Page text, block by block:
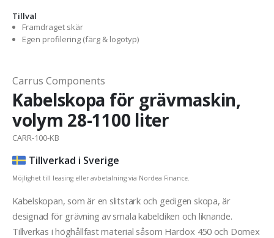
Tillval
Framdraget skär
Egen profilering (färg & logotyp)
Carrus Components
Kabelskopa för grävmaskin,
volym 28-1100 liter
CARR-100-KB
Tillverkad i Sverige
Möjlighet till leasing eller avbetalning via Nordea Finance.
Kabelskopan, som är en slitstark och gedigen skopa, är
designad för grävning av smala kabeldiken och liknande.
Tillverkas i höghållfast material såsom Hardox 450 och Domex